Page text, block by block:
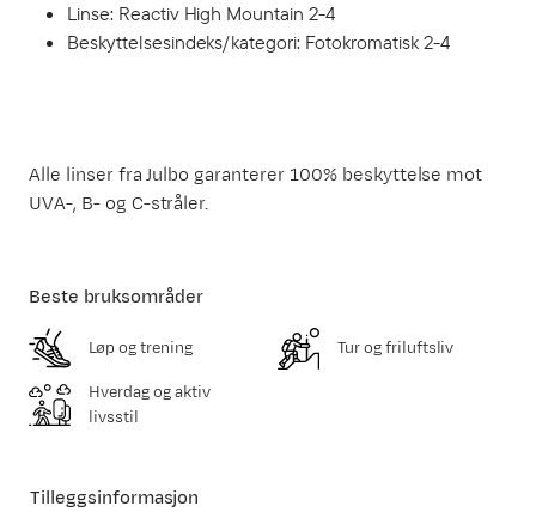
Linse: Reactiv High Mountain 2-4
Beskyttelsesindeks/kategori: Fotokromatisk 2-4
Alle linser fra Julbo garanterer 100% beskyttelse mot
UVA-, B- og C-stråler.
Tilleggsinformasjon
Beste bruksområder
Løp og trening Tur og friluftsliv
Hverdag og aktiv
livsstil